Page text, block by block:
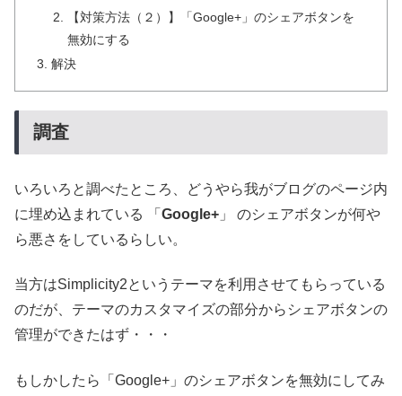
【対策方法（２）】「Google+」のシェアボタンを
無効にする
解決
調査
いろいろと調べたところ、どうやら我がブログのページ内
に埋め込まれている 「 Google+ 」 のシェアボタンが何や
ら悪さをしているらしい。
当方はSimplicity2というテーマを利用させてもらっている
のだが、テーマのカスタマイズの部分からシェアボタンの
管理ができたはず・・・
もしかしたら「Google+」のシェアボタンを無効にしてみ